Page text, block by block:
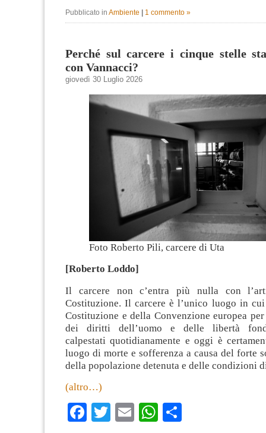
Pubblicato in Ambiente 1 commento »
Perché sul carcere i cinque stelle
con Vannacci?
giovedì 30 Luglio 2026
Foto Roberto Pili, carcere di Uta
[Roberto Loddo]
Il carcere non c’entra più nulla con
Costituzione. Il carcere è l’unico luogo in
Costituzione e della Convenzione europea
dei diritti dell’uomo e delle libertà
calpestati quotidianamente e oggi è
luogo di morte e sofferenza a causa del forte
della popolazione detenuta e delle condizioni
(altro…)
Facebook
TwitterEmailWhatsApp